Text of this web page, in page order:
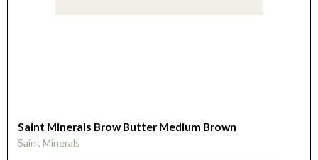
Saint Minerals Brow Butter Medium Brown
Saint Minerals